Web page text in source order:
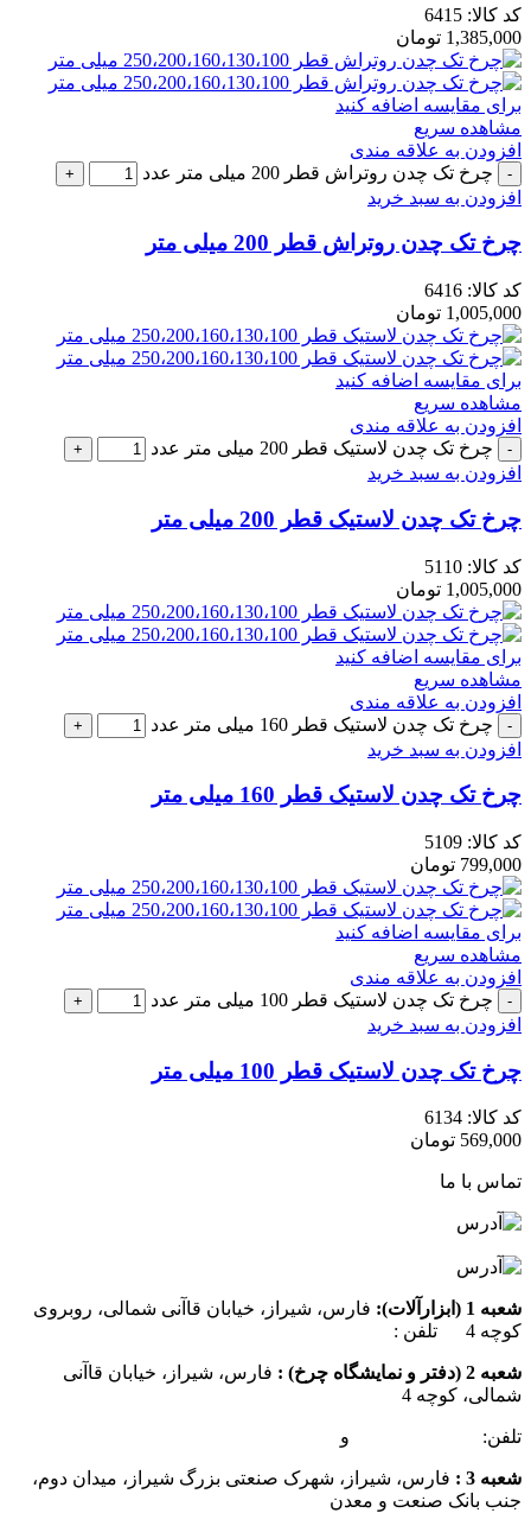
کد کالا: 6415
1,385,000 تومان
برای مقایسه اضافه کنید
مشاهده سریع
افزودن به علاقه مندی
چرخ تک چدن روتراش قطر 200 میلی متر عدد
افزودن به سبد خرید
چرخ تک چدن روتراش قطر 200 میلی متر
کد کالا: 6416
1,005,000 تومان
برای مقایسه اضافه کنید
مشاهده سریع
افزودن به علاقه مندی
چرخ تک چدن لاستیک قطر 200 میلی متر عدد
افزودن به سبد خرید
چرخ تک چدن لاستیک قطر 200 میلی متر
کد کالا: 5110
1,005,000 تومان
برای مقایسه اضافه کنید
مشاهده سریع
افزودن به علاقه مندی
چرخ تک چدن لاستیک قطر 160 میلی متر عدد
افزودن به سبد خرید
چرخ تک چدن لاستیک قطر 160 میلی متر
کد کالا: 5109
799,000 تومان
برای مقایسه اضافه کنید
مشاهده سریع
افزودن به علاقه مندی
چرخ تک چدن لاستیک قطر 100 میلی متر عدد
افزودن به سبد خرید
چرخ تک چدن لاستیک قطر 100 میلی متر
کد کالا: 6134
569,000 تومان
تماس با ما
شعبه 1 (ابزارآلات):
فارس، شیراز، خیابان قاآنی شمالی، روبروی
کوچه 4 تلفن :
شعبه 2 (دفتر و نمایشگاه چرخ) :
فارس، شیراز، خیابان قاآنی
شمالی، کوچه 4
تلفن: و
شعبه 3 :
فارس، شیراز، شهرک صنعتی بزرگ شیراز، میدان دوم،
جنب بانک صنعت و معدن